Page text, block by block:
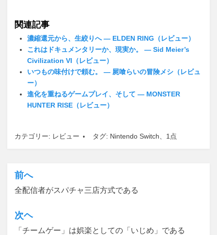
c
e
b
o
o
k
er
関連記事
濃縮還元から、生絞りへ ― ELDEN RING（レビュー）
これはドキュメンタリーか、現実か。 ― Sid Meier’s
Civilization VI（レビュー）
いつもの味付けで頼む。 ― 屍喰らいの冒険メシ（レビュ
ー）
進化を重ねるゲームプレイ、そして ― MONSTER
HUNTER RISE（レビュー）
カテゴリー: レビュー タグ: Nintendo Switch 1点
投
稿
ナ
ビ
前へ
全配信者がスパチャ三店方式である
次ヘ
「チームゲー」は娯楽としての「いじめ」である